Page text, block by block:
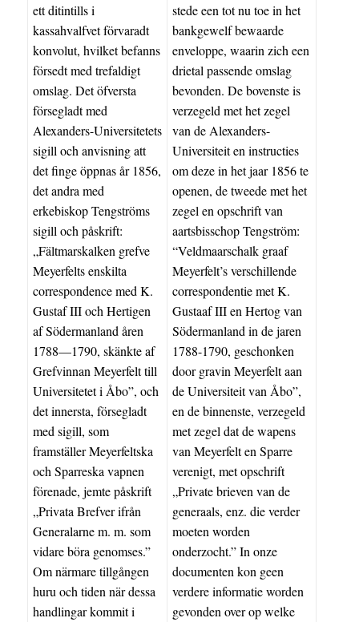
ett ditintills i
kassahvalfvet förvaradt
konvolut, hvilket befanns
försedt med trefaldigt
omslag. Det öfversta
försegladt med
Alexanders-Universitetets
sigill och anvisning att
det finge öppnas år 1856,
det andra med
erkebiskop Tengströms
sigill och påskrift:
„Fältmarskalken grefve
Meyerfelts enskilta
correspondence med K.
Gustaf III och Hertigen
af Södermanland åren
1788—1790, skänkte af
Grefvinnan Meyerfelt till
Universitetet i Åbo”, och
det innersta, försegladt
med sigill, som
framställer Meyerfeltska
och Sparreska vapnen
förenade, jemte påskrift
„Privata Brefver ifrån
Generalarne m. m. som
vidare böra genomses.”
Om närmare tillgången
huru och tiden när dessa
handlingar kommit i
stede een tot nu toe in het
bankgewelf bewaarde
enveloppe, waarin zich een
drietal passende omslag
bevonden. De bovenste is
verzegeld met het zegel
van de Alexanders-
Universiteit en instructies
om deze in het jaar 1856 te
openen, de tweede met het
zegel en opschrift van
aartsbisschop Tengström:
“Veldmaarschalk graaf
Meyerfelt’s verschillende
correspondentie met K.
Gustaaf III en Hertog van ​​
Södermanland in de jaren
1788-1790, geschonken
door gravin Meyerfelt aan
de Universiteit van Åbo”,
en de binnenste, verzegeld
met zegel dat de wapens
van Meyerfelt en Sparre
verenigt, met opschrift
„Private brieven van de
generaals, enz. die verder
moeten worden
onderzocht.” In onze
documenten kon geen
verdere informatie worden
gevonden over op welke